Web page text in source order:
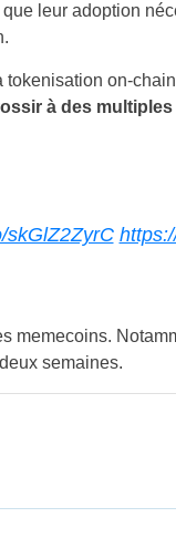
leur adoption
tokenisation on-
à des multiples
skGlZ2ZyrC
memecoins.
semaines.